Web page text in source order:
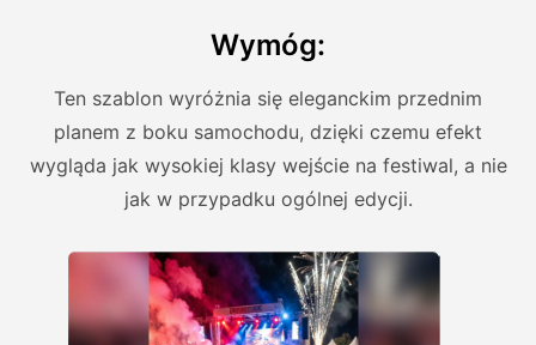
Wymóg:
Ten szablon wyróżnia się eleganckim przednim
planem z boku samochodu, dzięki czemu efekt
wygląda jak wysokiej klasy wejście na festiwal, a nie
jak w przypadku ogólnej edycji.